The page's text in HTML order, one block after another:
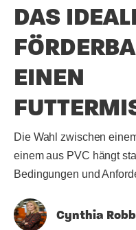
DAS
EINEN
Die Wahl zwischen
einem aus PVC hängt
Bedingungen und
Cynthia